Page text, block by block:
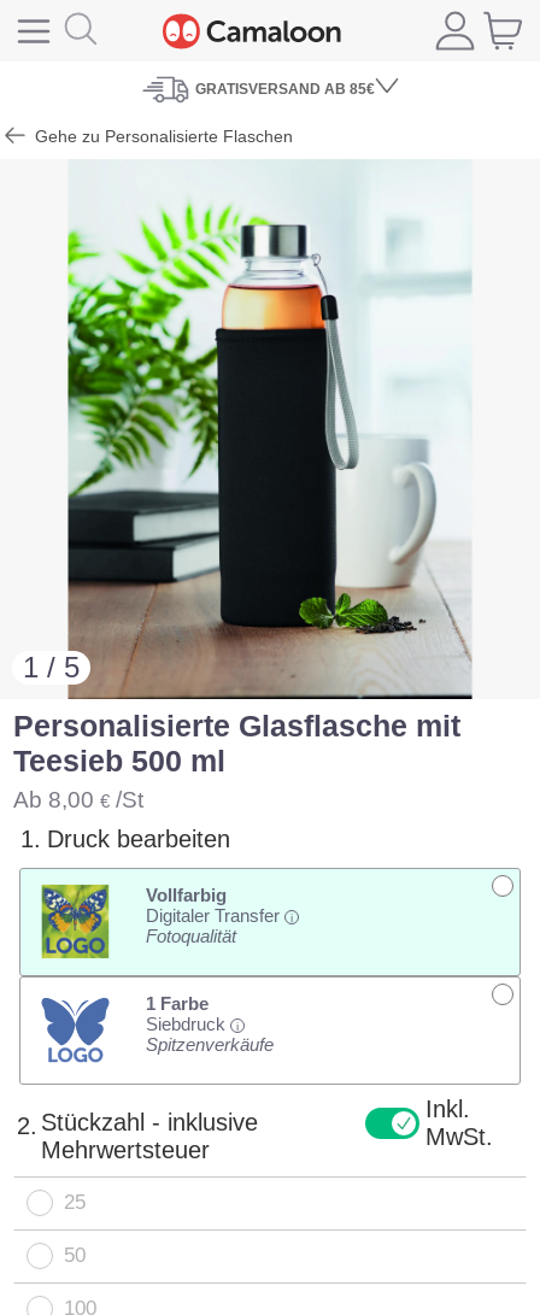
GRATISVERSAND AB 85€
Gehe zu Personalisierte Flaschen
1 / 5
Personalisierte Glasflasche mit
Teesieb 500 ml
Ab 8,00 € /St
1. Druck bearbeiten
Vollfarbig
Digitaler Transfer
i
Fotoqualität
1 Farbe
Siebdruck
i
Spitzenverkäufe
2. Stückzahl - inklusive
Mehrwertsteuer
Inkl.
MwSt.
25
50
100